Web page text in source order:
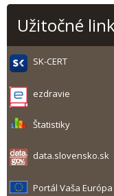
Užitočné
SK-CERT
ezdravie
Štatistiky
data.slovensko.sk
Portál Vaša Európa